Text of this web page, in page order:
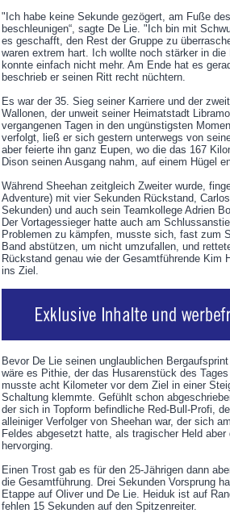
"Ich habe keine Sekunde gezögert, am Fuße
beschleunigen“, sagte De Lie. "Ich bin mit
es geschafft, den Rest der Gruppe zu
waren extrem hart. Ich wollte noch stärker in
konnte einfach nicht mehr. Am Ende hat es
beschrieb er seinen Ritt recht nüchtern.
Es war der 35. Sieg seiner Karriere und der
Wallonen, der unweit seiner Heimatstadt
vergangenen Tagen in den ungünstigsten
verfolgt, ließ er sich gestern unterwegs von
aber feierte ihn ganz Eupen, wo die das 167
Dison seinen Ausgang nahm, auf einem Hügel
Während Sheehan zeitgleich Zweiter wurde,
Adventure) mit vier Sekunden Rückstand,
Sekunden) und auch sein Teamkollege Adrien
Der Vortagessieger hatte auch am
Problemen zu kämpfen, musste sich, fast zum
Band abstützen, um nicht umzufallen, und
Rückstand genau wie der Gesamtführende Kim
ins Ziel.
Bevor De Lie seinen unglaublichen
wäre es Pithie, der das Husarenstück des
musste acht Kilometer vor dem Ziel in einer
Schaltung klemmte. Gefühlt schon
der sich in Topform befindliche Red-Bull-Profi,
alleiniger Verfolger von Sheehan war, der sich
Feldes abgesetzt hatte, als tragischer Held aber
hervorging.
Einen Trost gab es für den 25-Jährigen dann
die Gesamtführung. Drei Sekunden Vorsprung
Etappe auf Oliver und De Lie. Heiduk ist auf
fehlen 15 Sekunden auf den Spitzenreiter.